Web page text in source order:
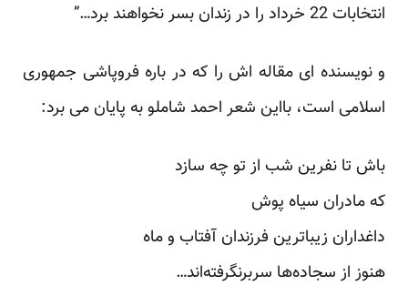
انتخابات 22 خرداد را در زندان بسر نخواهند برد…”
و نویسنده ای مقاله اش را که در باره فروپاشی جمهوری
اسلامی است، بااین شعر احمد شاملو به پایان می برد:
باش تا نفرین شب از تو چه سازد
که مادران سیاه پوش
داغداران زیباترین فرزندان آفتاب و ماه
هنوز از سجاده‌ها سربرنگرفته‌اند…